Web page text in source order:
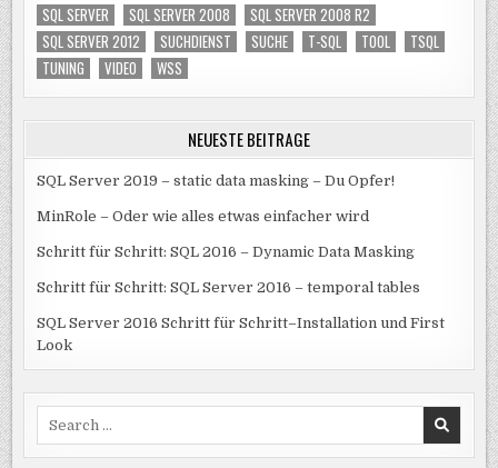
SQL SERVER
SQL SERVER 2008
SQL SERVER 2008 R2
SQL SERVER 2012
SUCHDIENST SUCHE T-SQL TOOL
TSQL
TUNING
VIDEO WSS
NEUESTE BEITRÄGE
SQL Server 2019 – static data masking – Du Opfer!
MinRole – Oder wie alles etwas einfacher wird
Schritt für Schritt: SQL 2016 – Dynamic Data Masking
Schritt für Schritt: SQL Server 2016 – temporal tables
SQL Server 2016 Schritt für Schritt–Installation und First
Look